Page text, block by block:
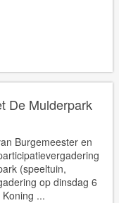
De Mulderpark
Burgemeester en
(speeltuin,
op dinsdag 6
...